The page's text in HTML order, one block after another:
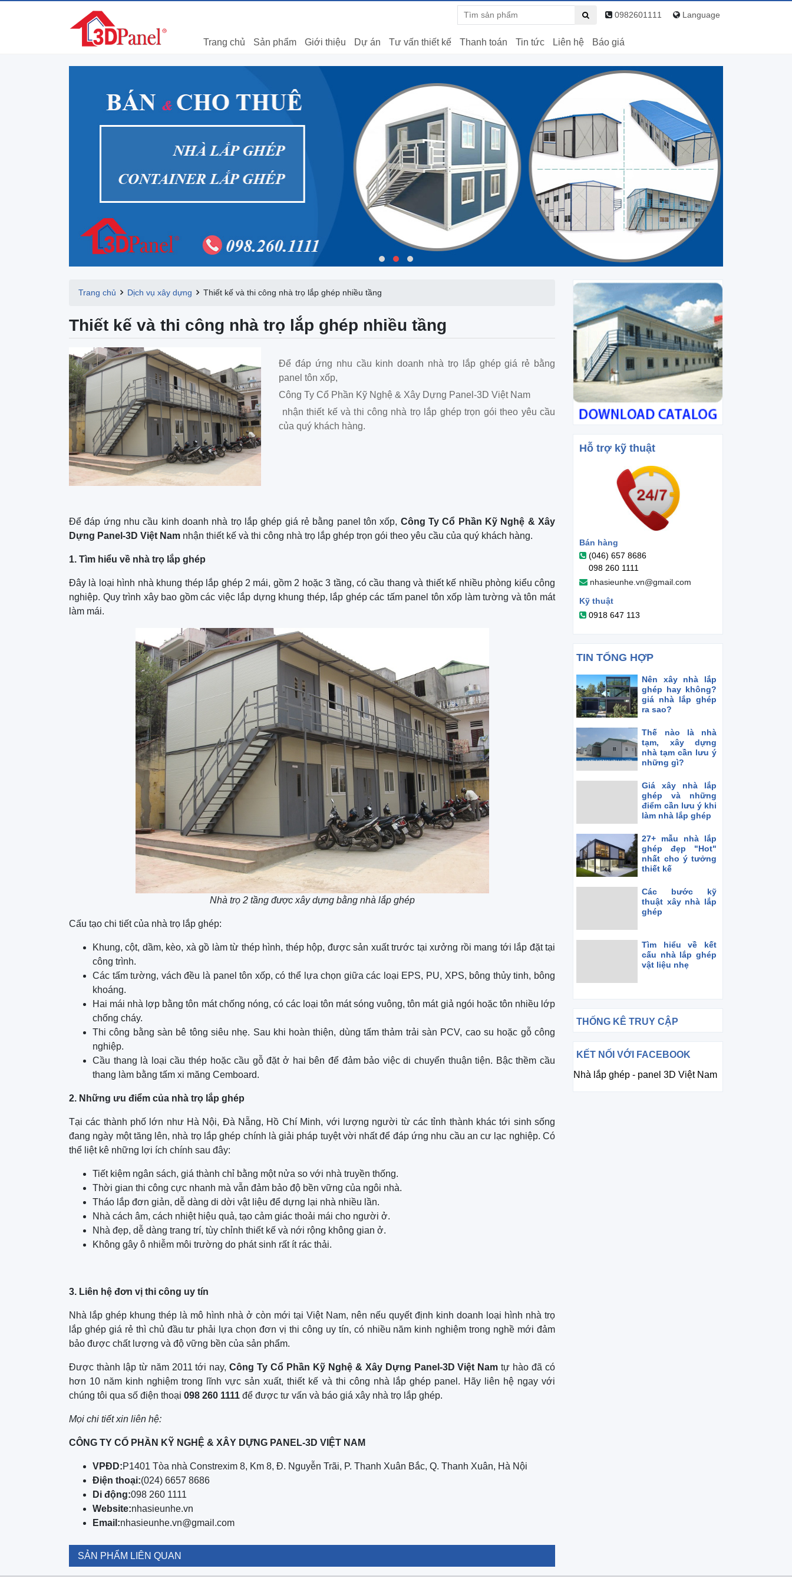
0982601111 Language
Trang chủ Sản phẩm Giới thiệu Dự án Tư vấn thiết kế Thanh toán Tin tức Liên hệ Báo giá
Trang chủ Dịch vụ xây dựng Thiết kế và thi công nhà trọ lắp ghép nhiều tầng
Thiết kế và thi công nhà trọ lắp ghép nhiều tầng
Để đáp ứng nhu cầu kinh doanh nhà trọ lắp ghép giá rẻ bằng
panel tôn xốp,
Công Ty Cổ Phần Kỹ Nghệ & Xây Dựng Panel-3D Việt Nam
nhận thiết kế và thi công nhà trọ lắp ghép trọn gói theo yêu cầu
của quý khách hàng.
Để đáp ứng nhu cầu kinh doanh nhà trọ lắp ghép giá rẻ bằng panel tôn xốp, Công Ty Cổ Phần Kỹ Nghệ & Xây
Dựng Panel-3D Việt Nam nhận thiết kế và thi công nhà trọ lắp ghép trọn gói theo yêu cầu của quý khách hàng.
1. Tìm hiểu về nhà trọ lắp ghép
Đây là loại hình nhà khung thép lắp ghép 2 mái, gồm 2 hoặc 3 tầng, có cầu thang và thiết kế nhiều phòng kiểu công
nghiệp. Quy trình xây bao gồm các việc lắp dựng khung thép, lắp ghép các tấm panel tôn xốp làm tường và tôn mát
làm mái.
Nhà trọ 2 tầng được xây dựng bằng nhà lắp ghép
Cấu tạo chi tiết của nhà trọ lắp ghép:
Khung, cột, dầm, kèo, xà gồ làm từ thép hình, thép hộp, được sản xuất trước tại xưởng rồi mang tới lắp đặt tại
công trình.
Các tấm tường, vách đều là panel tôn xốp, có thể lựa chọn giữa các loại EPS, PU, XPS, bông thủy tinh, bông
khoáng.
Hai mái nhà lợp bằng tôn mát chống nóng, có các loại tôn mát sóng vuông, tôn mát giả ngói hoặc tôn nhiều lớp
chống cháy.
Thi công bằng sàn bê tông siêu nhẹ. Sau khi hoàn thiện, dùng tấm thảm trải sàn PCV, cao su hoặc gỗ công
nghiệp.
Cầu thang là loại cầu thép hoặc cầu gỗ đặt ở hai bên để đảm bảo việc di chuyển thuận tiện. Bậc thềm cầu
thang làm bằng tấm xi măng Cemboard.
2. Những ưu điểm của nhà trọ lắp ghép
Tại các thành phố lớn như Hà Nội, Đà Nẵng, Hồ Chí Minh, với lượng người từ các tỉnh thành khác tới sinh sống
đang ngày một tăng lên, nhà trọ lắp ghép chính là giải pháp tuyệt vời nhất để đáp ứng nhu cầu an cư lạc nghiệp. Có
thể liệt kê những lợi ích chính sau đây:
Tiết kiệm ngân sách, giá thành chỉ bằng một nửa so với nhà truyền thống.
Thời gian thi công cực nhanh mà vẫn đảm bảo độ bền vững của ngôi nhà.
Tháo lắp đơn giản, dễ dàng di dời vật liệu để dựng lại nhà nhiều lần.
Nhà cách âm, cách nhiệt hiệu quả, tạo cảm giác thoải mái cho người ở.
Nhà đẹp, dễ dàng trang trí, tùy chỉnh thiết kế và nới rộng không gian ở.
Không gây ô nhiễm môi trường do phát sinh rất ít rác thải.
3. Liên hệ đơn vị thi công uy tín
Nhà lắp ghép khung thép là mô hình nhà ở còn mới tại Việt Nam, nên nếu quyết định kinh doanh loại hình nhà trọ
lắp ghép giá rẻ thì chủ đầu tư phải lựa chọn đơn vị thi công uy tín, có nhiều năm kinh nghiệm trong nghề mới đảm
bảo được chất lượng và độ vững bền của sản phẩm.
Được thành lập từ năm 2011 tới nay,Công Ty Cổ Phần Kỹ Nghệ & Xây Dựng Panel-3D Việt Nam tự hào đã có
hơn 10 năm kinh nghiệm trong lĩnh vực sản xuất, thiết kế và thi công nhà lắp ghép panel. Hãy liên hệ ngay với
chúng tôi qua số điện thoại 098 260 1111 để được tư vấn và báo giá xây nhà trọ lắp ghép.
Mọi chi tiết xin liên hệ:
CÔNG TY CỔ PHẦN KỸ NGHỆ & XÂY DỰNG PANEL-3D VIỆT NAM
VPĐD:P1401 Tòa nhà Constrexim 8, Km 8, Đ. Nguyễn Trãi, P. Thanh Xuân Bắc, Q. Thanh Xuân, Hà Nội
Điện thoại:(024) 6657 8686
Di động:098 260 1111
Website:nhasieunhe.vn
Email:nhasieunhe.vn@gmail.com
SẢN PHẨM LIÊN QUAN
Hỗ trợ kỹ thuật
Bán hàng
(046) 657 8686
098 260 1111
nhasieunhe.vn@gmail.com
Kỹ thuật
0918 647 113
TIN TỔNG HỢP
Nên xây nhà lắp
ghép hay không?
giá nhà lắp ghép
ra sao?
Thế nào là nhà
tạm, xây dựng
nhà tạm cần lưu ý
những gì?
Giá xây nhà lắp
ghép và những
điểm cần lưu ý khi
làm nhà lắp ghép
27+ mẫu nhà lắp
ghép đẹp "Hot"
nhất cho ý tưởng
thiết kế
Các bước kỹ
thuật xây nhà lắp
ghép
Tìm hiểu về kết
cấu nhà lắp ghép
vật liệu nhẹ
THỐNG KÊ TRUY CẬP
KẾT NỐI VỚI FACEBOOK
Nhà lắp ghép - panel 3D Việt Nam